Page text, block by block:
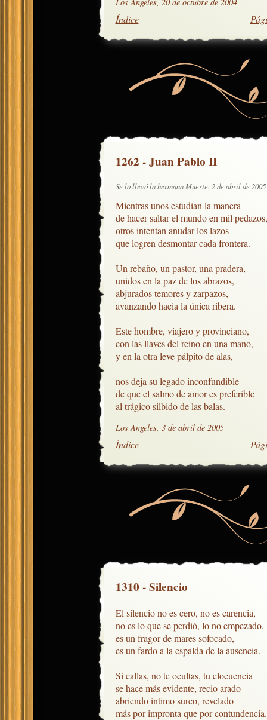
Índice
1262 - Juan Pablo II
Se lo llevó la hermana Muerte. 2 de abril de 2005
Mientras unos estudian la manera
de hacer saltar el mundo en mil pedazos,
otros intentan anudar los lazos
que logren desmontar cada frontera.
Un rebaño, un pastor, una pradera,
unidos en la paz de los abrazos,
abjurados temores y zarpazos,
avanzando hacia la única ribera.
Este hombre, viajero y provinciano,
con las llaves del reino en una mano,
y en la otra leve pálpito de alas,
nos deja su legado inconfundible
de que el salmo de amor es preferible
al trágico silbido de las balas.
Los Angeles, 3 de abril de 2005
Índice
1310 - Silencio
El silencio no es cero, no es carencia,
no es lo que se perdió, lo no empezado,
es un fragor de mares sofocado,
es un fardo a la espalda de la ausencia.
Si callas, no te ocultas, tu elocuencia
se hace más evidente, recio arado
abriendo íntimo surco, revelado
más por impronta que por contundencia.